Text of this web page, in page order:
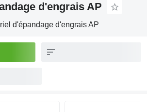
d'engrais AP
d'épandage d'engrais AP